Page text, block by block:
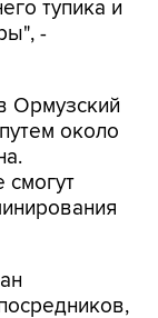
смогут
стадии.
Аббас